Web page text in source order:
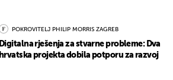
POKROVITELJ PHILIP MORRIS ZAGREB
Digitalna rješenja za stvarne probleme: Dva
hrvatska projekta dobila potporu za razvoj